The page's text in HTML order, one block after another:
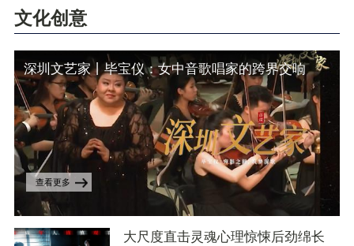
文化创意
深圳文艺家丨毕宝仪：女中音歌唱家的跨界交响
查看更多
大尺度直击灵魂心理惊悚后劲绵长